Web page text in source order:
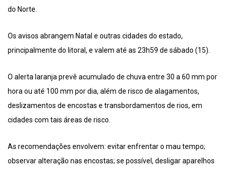
do Norte.
Os avisos abrangem Natal e outras cidades do estado,
principalmente do litoral, e valem até as 23h59 de sábado (15).
O alerta laranja prevê acumulado de chuva entre 30 a 60 mm por
hora ou até 100 mm por dia, além de risco de alagamentos,
deslizamentos de encostas e transbordamentos de rios, em
cidades com tais áreas de risco.
As recomendações envolvem: evitar enfrentar o mau tempo;
observar alteração nas encostas; se possível, desligar aparelhos